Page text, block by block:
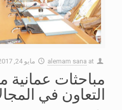
alemam sana at مايو 24, 2017
مباحثات عمانية
التعاون في